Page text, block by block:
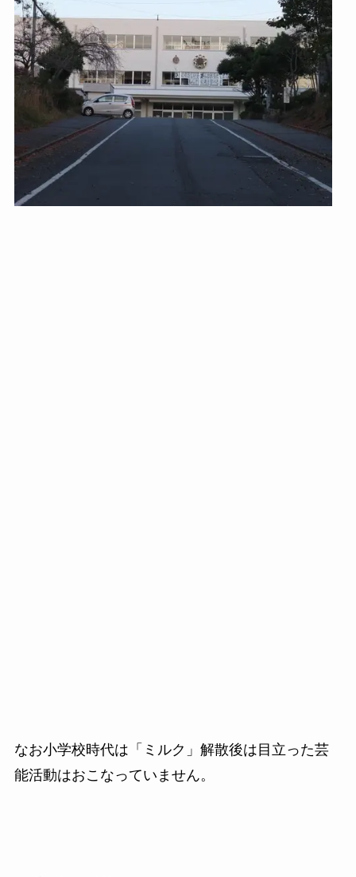
なお小学校時代は「ミルク」解散後は目立った芸
能活動はおこなっていません。